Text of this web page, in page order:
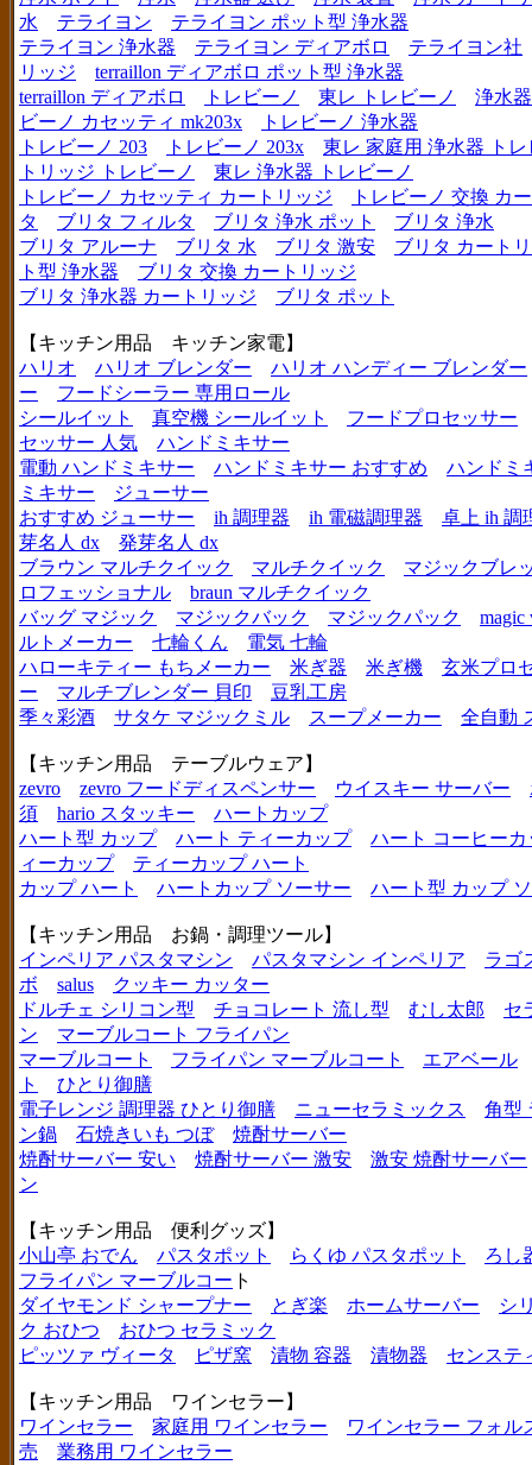
水
テライヨン
テライヨン ポット型 浄水器
テライヨン 浄水器
テライヨン ディアボロ
テライヨン社
リッジ
terraillon ディアボロ ポット型 浄水器
terraillon ディアボロ
トレビーノ 東レ トレビーノ
浄水
ビーノ カセッティ mk203x
トレビーノ 浄水器
トレビーノ 203
トレビーノ 203x
東レ 家庭用 浄水器 トレ
トリッジ トレビーノ
東レ 浄水器 トレビーノ
トレビーノ カセッティ カートリッジ
トレビーノ 交換 カ
タ
ブリタ フィルタ ブリタ 浄水 ポット
ブリタ 浄水
ブリタ アルーナ
ブリタ 水 ブリタ 激安
ブリタ カート
ト型 浄水器
ブリタ 交換 カートリッジ
ブリタ 浄水器 カートリッジ
ブリタ ポット
【キッチン用品 キッチン家電】
ハリオ
ハリオ ブレンダー
ハリオ ハンディー ブレンダー
ー
フードシーラー 専用ロール
シールイット
真空機 シールイット
フードプロセッサー
セッサー 人気
ハンドミキサー
電動 ハンドミキサー
ハンドミキサー おすすめ
ハンドミ
ミキサー
ジューサー
おすすめ ジューサー
ih 調理器 ih 電磁調理器
卓上 ih 調
芽名人 dx
発芽名人 dx
ブラウン マルチクイック
マルチクイック
マジックブレ
ロフェッショナル
braun マルチクイック
バッグ マジック
マジックバック マジックパック
magic
ルトメーカー
七輪くん
電気 七輪
ハローキティー もちメーカー
米ぎ器 米ぎ機
玄米プロ
ー
マルチブレンダー 貝印
豆乳工房
季々彩酒
サタケ マジックミル スープメーカー 全自動
【キッチン用品 テーブルウェア】
zevro
zevro フードディスペンサー ウイスキー サーバー
須
hario スタッキー
ハートカップ
ハート型 カップ
ハート ティーカップ
ハート コーヒーカ
ィーカップ
ティーカップ ハート
カップ ハート
ハートカップ ソーサー ハート型 カップ
【キッチン用品 お鍋・調理ツール】
インペリア パスタマシン
パスタマシン インペリア
ラゴ
ボ
salus
クッキー カッター
ドルチェ シリコン型
チョコレート 流し型 むし太郎
セ
ン
マーブルコート フライパン
マーブルコート
フライパン マーブルコート
エアベール
ト
ひとり御膳
電子レンジ 調理器 ひとり御膳
ニューセラミックス
角型
ン鍋
石焼きいも つぼ
焼酎サーバー
焼酎サーバー 安い
焼酎サーバー 激安
激安 焼酎サーバー
ン
【キッチン用品 便利グッズ】
小山亭 おでん
パスタポット らくゆ パスタポット
ろし
フライパン マーブルコー ト
ダイヤモンド シャープナー
とぎ楽 ホームサーバー
シ
ク おひつ
おひつ セラミック
ピッツァ ヴィータ
ピザ窯 漬物 容器 漬物器 センステ
【キッチン用品 ワインセラー】
ワインセラー
家庭用 ワインセラー
ワインセラー フォル
売
業務用 ワインセラー